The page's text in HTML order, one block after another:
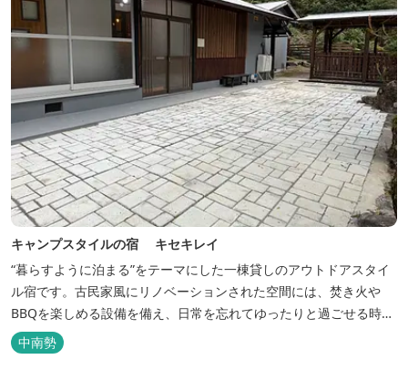
キャンプスタイルの宿 キセキレイ
“暮らすように泊まる”をテーマにした一棟貸しのアウトドアスタイ
ル宿です。古民家風にリノベーションされた空間には、焚き火や
BBQを楽しめる設備を備え、日常を忘れてゆったりと過ごせる時間
が広がります。ペット同伴も可能で、愛犬と一緒に自然を満喫でき
るのも魅力です。 【営業時間】 チェックイン 15：00（早めのチ
中南勢